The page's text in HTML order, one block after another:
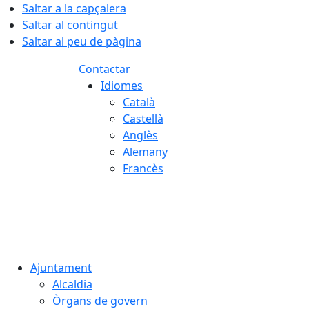
Saltar a la capçalera
Saltar al contingut
Saltar al peu de pàgina
Contactar
Idiomes
Català
Castellà
Anglès
Alemany
Francès
Ajuntament
Alcaldia
Òrgans de govern